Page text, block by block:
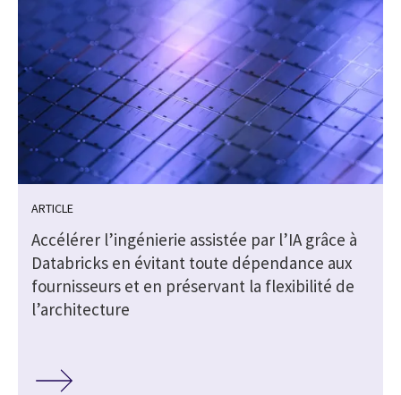
ARTICLE
Accélérer l’ingénierie assistée par l’IA grâce à
Databricks en évitant toute dépendance aux
fournisseurs et en préservant la flexibilité de
l’architecture